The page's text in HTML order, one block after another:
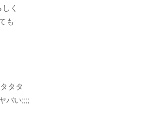
く
も
タタ
バい;;;;